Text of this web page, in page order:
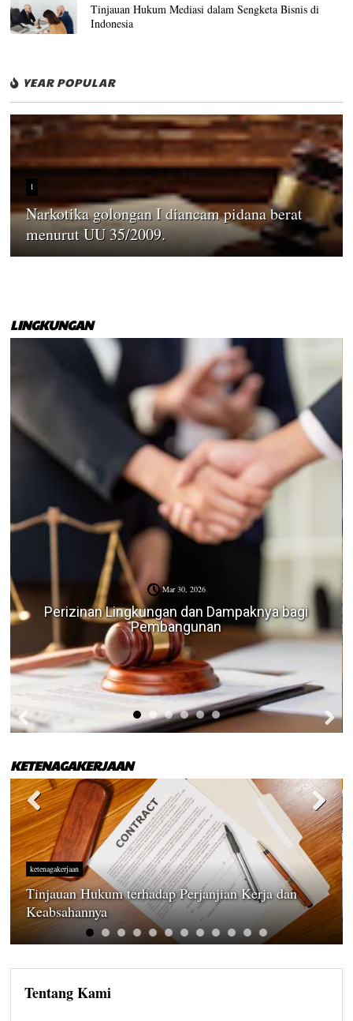
Tinjauan Hukum Mediasi dalam Sengketa Bisnis di
Indonesia
YEAR POPULAR
1
Narkotika golongan I diancam pidana berat
menurut UU 35/2009.
LINGKUNGAN
Mar 30, 2026
Perizinan Lingkungan dan Dampaknya bagi
Pembangunan
KETENAGAKERJAAN
ketenagakerjaan
Tinjauan Hukum terhadap Perjanjian Kerja dan
Keabsahannya
Tentang Kami